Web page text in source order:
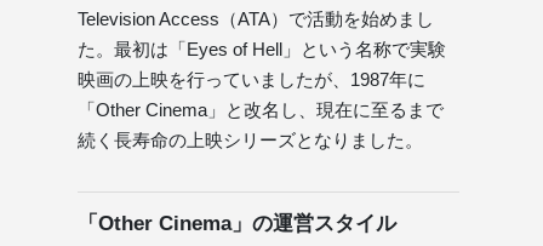
Television Access（ATA）で活動を始めまし
た。最初は「Eyes of Hell」という名称で実験
映画の上映を行っていましたが、1987年に
「Other Cinema」と改名し、現在に至るまで
続く長寿命の上映シリーズとなりました。
「Other Cinema」の運営スタイル